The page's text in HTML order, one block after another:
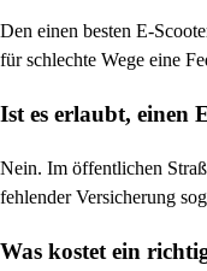
Den einen besten E-
für schlechte Wege eine
Ist es erlaubt, einen
Nein. Im öffentlichen
fehlender Versicherung
Was kostet ein